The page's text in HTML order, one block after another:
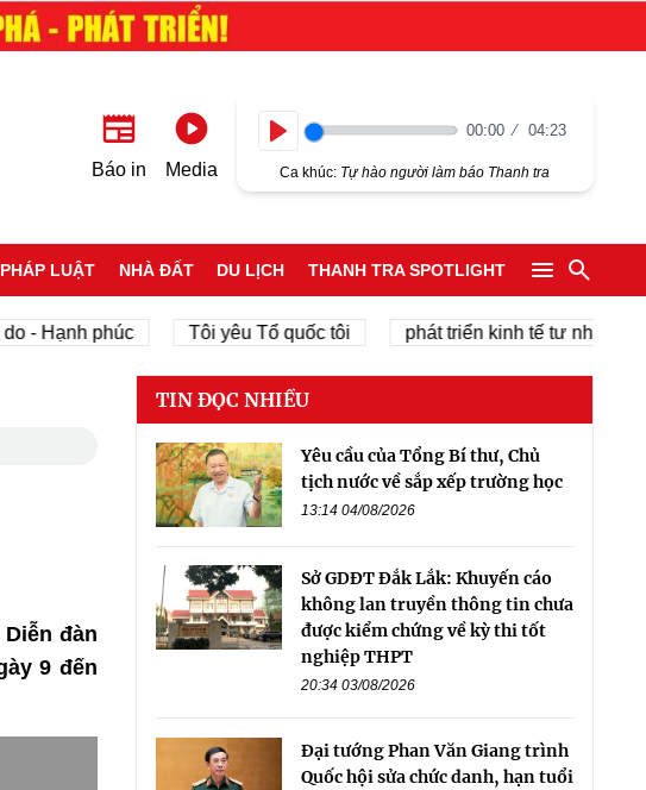
Báo in Media
00:00 04:23
Ca khúc: Tự hào người làm báo Thanh tra
PHÁP LUẬT NHÀ ĐẤT DU LỊCH THANH TRA SPOTLIGHT
phúc Tôi yêu Tổ quốc tôi phát triển kinh tế tư nhân
đàn
9 đến
TIN ĐỌC NHIỀU
Yêu cầu của Tổng Bí thư, Chủ
tịch nước về sắp xếp trường học
13:14 04/08/2026
Sở GDĐT Đắk Lắk: Khuyến cáo
không lan truyền thông tin chưa
được kiểm chứng về kỳ thi tốt
nghiệp THPT
20:34 03/08/2026
Đại tướng Phan Văn Giang trình
Quốc hội sửa chức danh, hạn tuổi